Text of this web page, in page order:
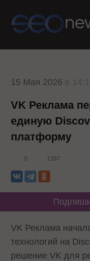
15 Мая 2026
VK Реклама
единую
платформу
0 1387
VK Реклама
технологий на
решение VK для